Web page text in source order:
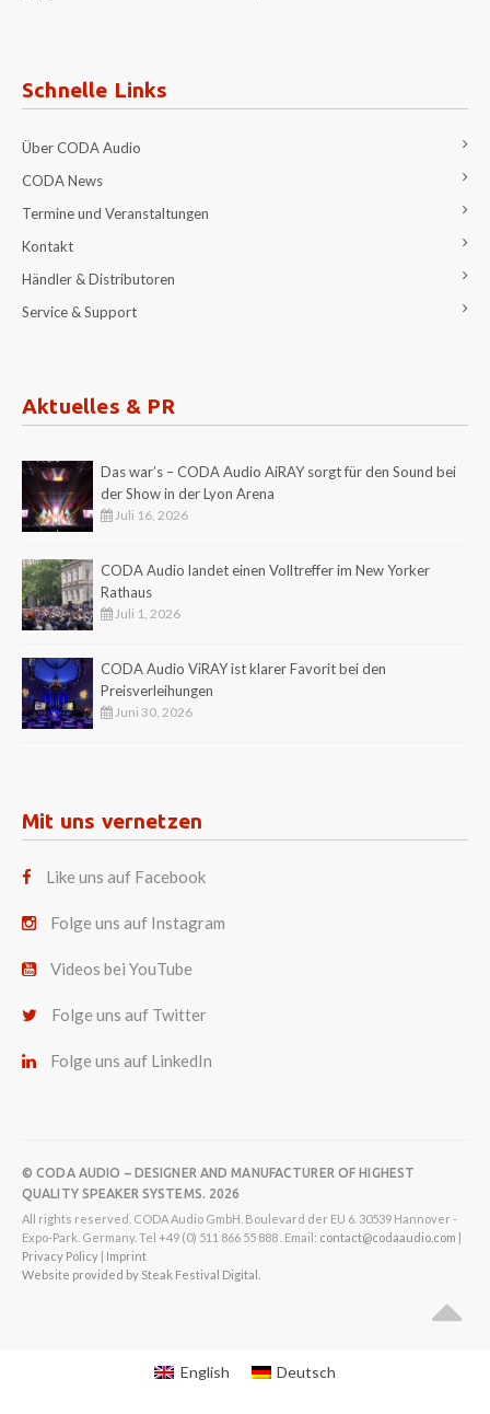
Schnelle Links
Über CODA Audio
CODA News
Termine und Veranstaltungen
Kontakt
Händler & Distributoren
Service & Support
Aktuelles & PR
Das war’s – CODA Audio AiRAY sorgt für den Sound bei
der Show in der Lyon Arena
Juli 16, 2026
CODA Audio landet einen Volltreffer im New Yorker
Rathaus
Juli 1, 2026
CODA Audio ViRAY ist klarer Favorit bei den
Preisverleihungen
Juni 30, 2026
Mit uns vernetzen
Like uns auf Facebook
Folge uns auf Instagram
Videos bei YouTube
Folge uns auf Twitter
Folge uns auf LinkedIn
© CODA AUDIO – DESIGNER AND MANUFACTURER OF HIGHEST
QUALITY SPEAKER SYSTEMS. 2026
All rights reserved. CODA Audio GmbH. Boulevard der EU 6. 30539 Hannover -
Expo-Park. Germany. Tel +49 (0) 511 866 55 888 . Email: contact@codaaudio.com |
Privacy Policy | Imprint
Website provided by Steak Festival Digital.
English Deutsch